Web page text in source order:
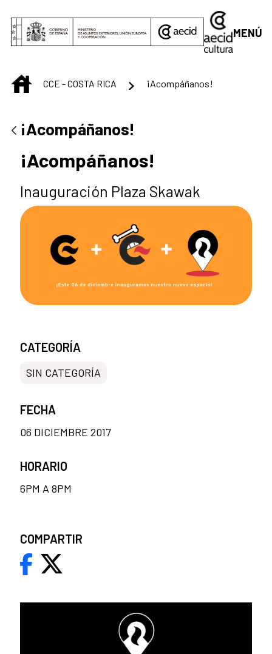
MENÚ
INICIO
CCE - COSTA RICA ¡Acompáñanos!
¡Acompáñanos!
¡Acompáñanos!
Inauguración Plaza Skawak
CATEGORÍA
SIN CATEGORÍA
FECHA
06 DICIEMBRE 2017
HORARIO
6PM A 8PM
COMPARTIR